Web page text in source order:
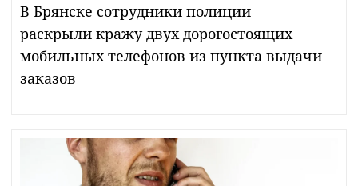
В Брянске сотрудники полиции
раскрыли кражу двух дорогостоящих
мобильных телефонов из пункта выдачи
заказов